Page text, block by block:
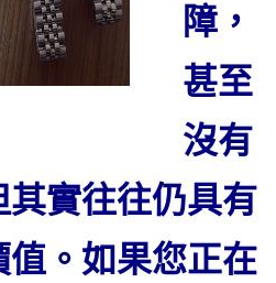
障，
甚至
沒有
實往往仍具有
。 如果您正在